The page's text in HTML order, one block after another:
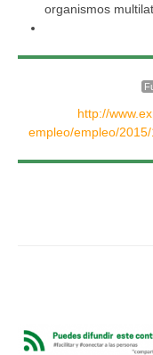
organismos
http://
empleo/empleo/